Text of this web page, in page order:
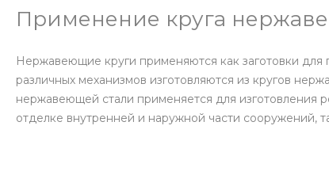
Применение круга
Нержавеющие круги применяются как заготовки для
различных механизмов изготовляются из кругов
нержавеющей стали применяется для изготовления
отделке внутренней и наружной части сооружений,